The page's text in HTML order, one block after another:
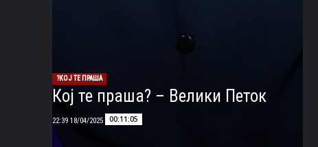
КОЈ ТЕ ПРАША?
Кој те праша? – Велики Петок
00:11:05
18/04/2025 22:39